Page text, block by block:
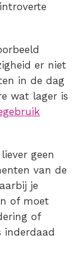
er niet
in de dag
wat lager is
geen
van de
je
of moet
of
inderdaad